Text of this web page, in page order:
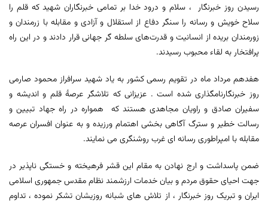
رسیدن روز خبرنگار ، سلام و درود خدا بر تمامی خبرنگاران شهید که قلم را
سلاح خویش و رسانه را سنگر دفاع از استقلال و آزادی و مقابله با زرمندان و
زورمندان بریده از انسانیت و قدرت‌های سلطه ‏گر جهانی قرار دادند و در این راه
پرافتخار به لقاء محبوب رسیدند.
هفدهم مرداد ماه در تقویم رسمی کشور به یاد شهید سرافراز محمود صارمی
روز خبرنگارنامگذاری شده است . عزیزانی که تلاشگر عرصۀ قلم و اندیشه و
سفیران صادق و راویان مجاهدی هستند که همواره در راه جهاد تبیین و
رسالت خطیر و سترگ آگاهی بخشی اهتمام ورزیده و به عنوان افسران عرصه
مقابله با امپراطوری رسانه ای غرب روشنگری می نمایند.
ضمن پاسداشت و ارج نهادن به مقام این قشر فرهیخته و خستگی ناپذیر در
جهت احیای حقوق مردم و بیان خدمات ارزشمند نظام مقدس جمهوری اسلامی
ایران و تبریک روز خبرنگار ، از تلاش های شبانه روزیشان تشکر نموده ، تداوم